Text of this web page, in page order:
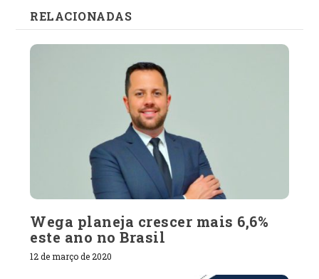
RELACIONADAS
Wega planeja crescer mais 6,6%
este ano no Brasil
12 de março de 2020